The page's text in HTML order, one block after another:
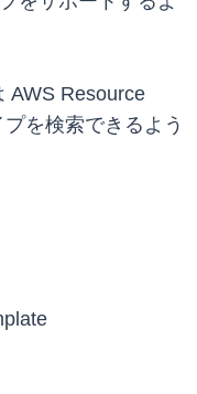
AWS Resource
を検索できるよう